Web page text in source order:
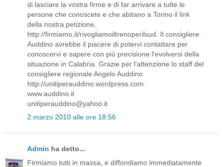
di lasciare la vostra firme e di far arrivare a tutte le
persone che conoscete e che abitano a Torino il link
della nostra petizione.
http://firmiamo.it/rivogliamoiltrenoperilsud. Il consigliere
Auddino avrebbe il piacere di potervi contattare per
conoscervi e sapere con più precisione l'evolversi della
situazione in Calabria. Grazie per l'attenzione lo staff del
consigliere regionale Angelo Auddino
http://unitiperauddino.wordpress.com
www.auddino.it
unitiperauddino@yahoo.it
2 marzo 2010 alle ore 18:56
Admin ha detto...
Firmiamo tutti in massa, e diffondiamo immediatamente